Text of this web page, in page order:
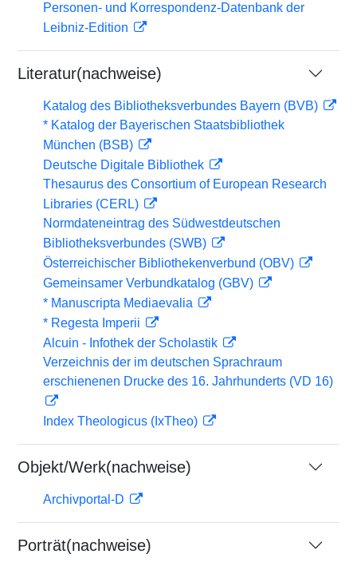
Personen- und Korrespondenz-Datenbank der
Leibniz-Edition
Literatur(nachweise)
Katalog des Bibliotheksverbundes Bayern (BVB)
* Katalog der Bayerischen Staatsbibliothek
München (BSB)
Deutsche Digitale Bibliothek
Thesaurus des Consortium of European Research
Libraries (CERL)
Normdateneintrag des Südwestdeutschen
Bibliotheksverbundes (SWB)
Österreichischer Bibliothekenverbund (OBV)
Gemeinsamer Verbundkatalog (GBV)
* Manuscripta Mediaevalia
* Regesta Imperii
Alcuin - Infothek der Scholastik
Verzeichnis der im deutschen Sprachraum
erschienenen Drucke des 16. Jahrhunderts (VD 16)
Index Theologicus (IxTheo)
Objekt/Werk(nachweise)
Archivportal-D
Porträt(nachweise)